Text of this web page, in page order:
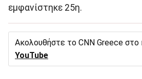
εμφανίστηκε 25η.
Ακολουθήστε το CNN Greece στο
YouTube